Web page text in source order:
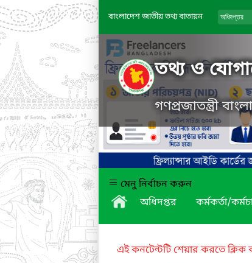
বাংলাদেশ জাতীয় তথ্য বাতায়ন
তথ্য ও
গণপ্রজাতন্ত্রী
মেনু নির্বাচন করুন
অধিদপ্তর
কর্মকর্তা/
এই কনটেন্টটি শেয়ার করতে